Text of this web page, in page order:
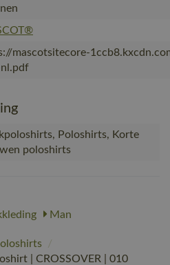
mascotsitecore-
Poloshirts, Korte
poloshirts
Man
/
| CROSSOVER | 010